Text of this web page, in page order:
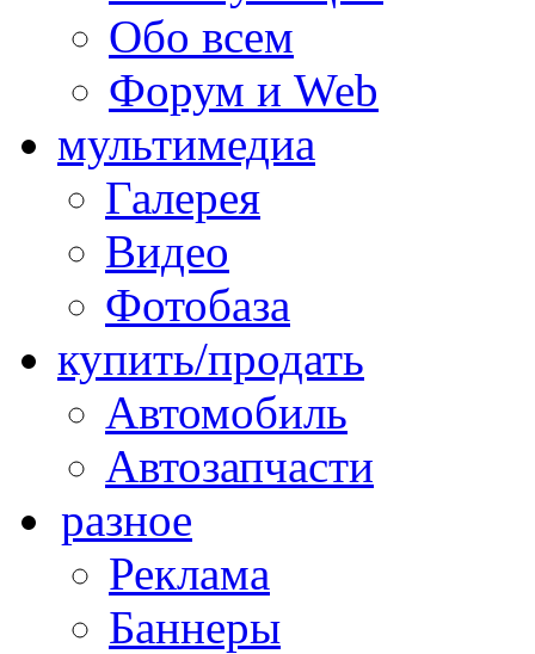
Обо всем
Форум и Web
мультимедиа
Галерея
Видео
Фотобаза
купить/продать
Автомобиль
Автозапчасти
разное
Реклама
Баннеры